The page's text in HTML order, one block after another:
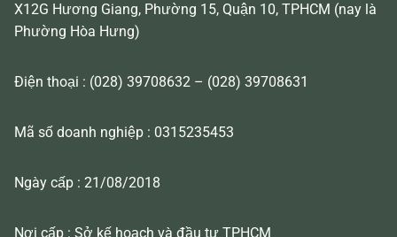
X12G Hương Giang, Phường 15, Quận 10, TPHCM (nay là
Phường Hòa Hưng)
Điện thoại : (028) 39708632 – (028) 39708631
Mã số doanh nghiệp : 0315235453
Ngày cấp : 21/08/2018
Nơi cấp : Sở kế hoạch và đầu tư TPHCM